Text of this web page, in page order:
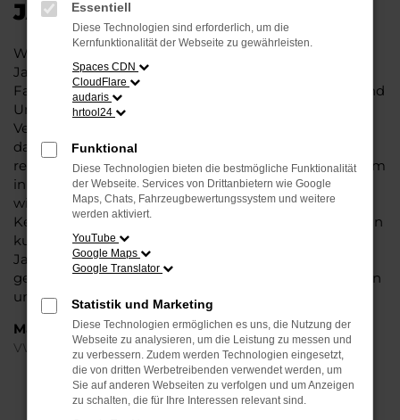
JAHRESWAGEN
Wer Argumente für einen VW Passat Variant
Jahreswagen sammelt, wird schnell fündig. Das
Fahrzeug ist wie geschaffen für Fahrten in Münster und
Umgebung und überzeugt durch seine erstklassige
Verarbeitung und die Liebe zum Detail. Hinzu kommt,
dass in puncto Ausstattung in dieser Fahrzeugklasse
regelrecht Maßstäbe gesetzt werden, was sich vor allem
in Sachen Assistenzsysteme und Sicherheit
widerspiegelt. Und dann ist da noch das Design, dass
Kenner sprichwörtlich mit der Zunge schnalzen lässt. In
kurzen Worten: für Münster ist eijn VW Passat Variant
Jahreswagen eine perfekte Wahl, alldieweil Sie
gegenüber einem Neuwagen erheblich an Geld sparen
und einen soliden Nachlass bzw. Rabatt erhalten.
Marken
VW
FEHLER: NETWORK ERROR
Essentiell
Diese Technologien sind erforderlich, um die
Kernfunktionalität der Webseite zu gewährleisten.
Spaces CDN
CloudFlare
audaris
hrtool24
Funktional
Diese Technologien bieten die bestmögliche Funktionalität
der Webseite. Services von Drittanbietern wie Google
Maps, Chats, Fahrzeugbewertungssystem und weitere
werden aktiviert.
YouTube
Google Maps
Google Translator
Statistik und Marketing
Diese Technologien ermöglichen es uns, die Nutzung der
Webseite zu analysieren, um die Leistung zu messen und
zu verbessern. Zudem werden Technologien eingesetzt,
die von dritten Werbetreibenden verwendet werden, um
Sie auf anderen Webseiten zu verfolgen und um Anzeigen
zu schalten, die für Ihre Interessen relevant sind.